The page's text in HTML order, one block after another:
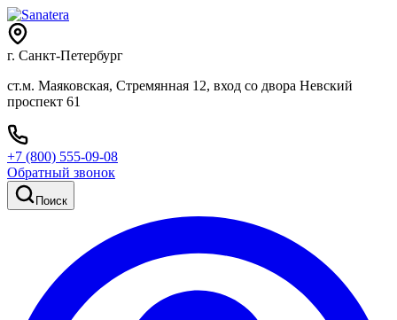
г. Санкт-Петербург
ст.м. Маяковская, Стремянная 12, вход со двора Невский
проспект 61
+7 (800) 555-09-08
Обратный звонок
Поиск